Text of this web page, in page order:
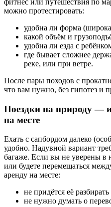
фитнес или путешествия по
можно протестировать:
удобна ли форма
какой объём и
удобна ли езда с
где бывает сложнее
реке, или при ветре.
После пары походов с
что вам нужно, без гипотез и
Поездки на природу —
на месте
Ехать с сапбордом далеко
удобно. Надувной вариант
багаже. Если вы не уверены в
или будете перемещаться
аренду на месте:
не придётся её
не нужно думать о